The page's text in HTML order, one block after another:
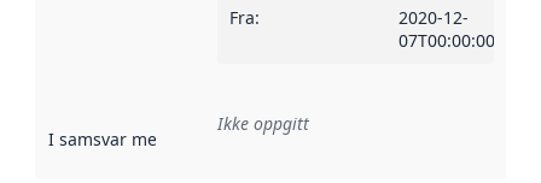
Fra:
2020-12-
07T00:00:00Z
I samsvar med Referanse til en implementasjonsregel
Ikke oppgitt